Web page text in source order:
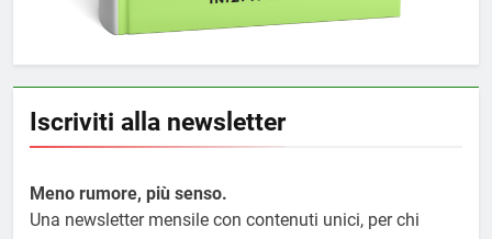
Iscriviti alla newsletter
Meno rumore, più senso.
Una newsletter mensile con contenuti unici, per chi